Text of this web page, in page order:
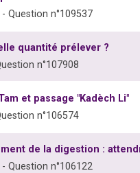
Question n°109537
quantité prélever ?
n°107908
et passage "Kadèch Li"
n°106574
de la digestion :
Question n°106122